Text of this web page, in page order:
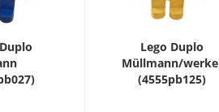
Lego Duplo
Müllmann/
(4555pb125)